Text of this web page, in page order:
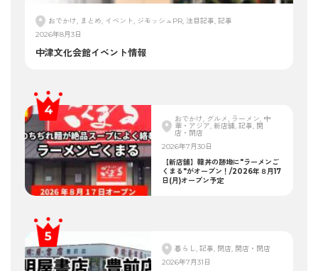
おでかけ, まとめ, イベント, ジモッシュPR, 注目記事, 記事
2026年8月3日
中津文化会館イベント情報
おでかけ, グルメ, ラーメン, 中
華・アジア, 新店舗, 記事, 開
店・閉店
2026年7月30日
【新店舗】韓丼の跡地に"ラーメンご
くまる"がオープン！/2026年８月17
日(月)オープン予定
暮らし, 記事, 閉店, 開店・閉店
2026年7月31日